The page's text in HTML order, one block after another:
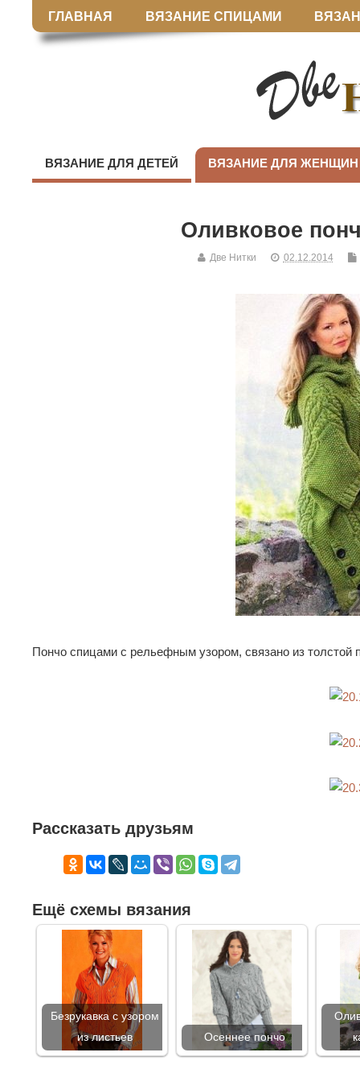
ГЛАВНАЯ ВЯЗАНИЕ СПИЦАМИ
ВЯЗАНИЕ ДЛЯ ДЕТЕЙ ВЯЗАНИЕ ДЛЯ ЖЕНЩИН
Оливковое
Две Нитки 02.12.2014
Пончо спицами с рельефным узором, связано из толстой
Рассказать друзьям
Ещё схемы вязания
Безрукавка с узором
из листьев
Осеннее пончо